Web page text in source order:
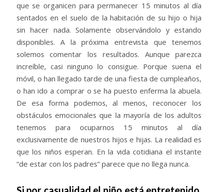
que se organicen para permanecer 15 minutos al día
sentados en el suelo de la habitación de su hijo o hija
sin hacer nada. Solamente observándolo y estando
disponibles. A la próxima entrevista que tenemos
solemos comentar los resultados. Aunque parezca
increíble, casi ninguno lo consigue. Porque suena el
móvil, o han llegado tarde de una fiesta de cumpleaños,
o han ido a comprar o se ha puesto enferma la abuela.
De esa forma podemos, al menos, reconocer los
obstáculos emocionales que la mayoría de los adultos
tenemos para ocuparnos 15 minutos al día
exclusivamente de nuestros hijos e hijas. La realidad es
que los niños esperan. En la vida cotidiana el instante
“de estar con los padres” parece que no llega nunca.